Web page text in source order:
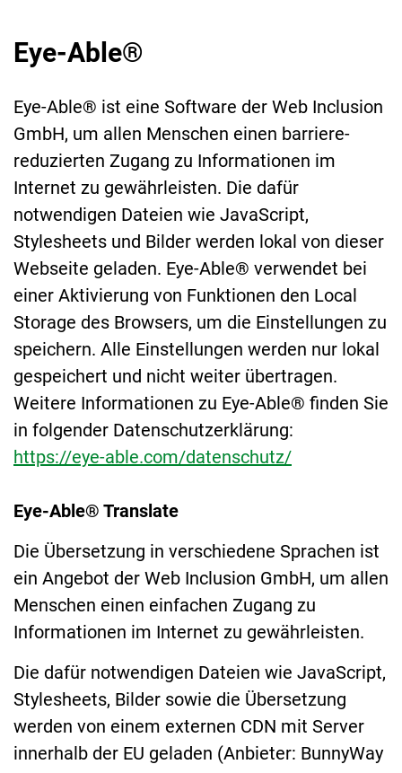
Eye-Able®
Eye-Able® ist eine Software der Web Inclusion
GmbH, um allen Menschen einen barriere-
reduzierten Zugang zu Informationen im
Internet zu gewährleisten. Die dafür
notwendigen Dateien wie JavaScript,
Stylesheets und Bilder werden lokal von dieser
Webseite geladen. Eye-Able® verwendet bei
einer Aktivierung von Funktionen den Local
Storage des Browsers, um die Einstellungen zu
speichern. Alle Einstellungen werden nur lokal
gespeichert und nicht weiter übertragen.
Weitere Informationen zu Eye-Able® finden Sie
in folgender Datenschutzerklärung:
https://eye-able.com/datenschutz/
Eye-Able® Translate
Die Übersetzung in verschiedene Sprachen ist
ein Angebot der Web Inclusion GmbH, um allen
Menschen einen einfachen Zugang zu
Informationen im Internet zu gewährleisten.
Die dafür notwendigen Dateien wie JavaScript,
Stylesheets, Bilder sowie die Übersetzung
werden von einem externen CDN mit Server
innerhalb der EU geladen (Anbieter: BunnyWay